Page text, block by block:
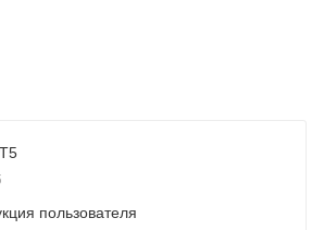
пользователя